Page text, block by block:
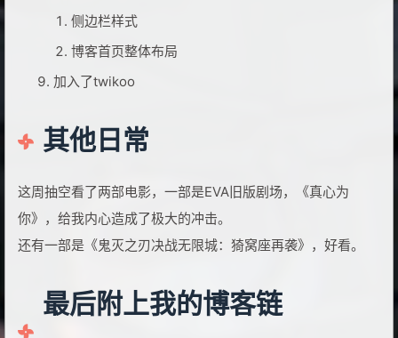
侧边栏样式
博客首页整体布局
加入了twikoo
其他日常
这周抽空看了两部电影，一部是EVA旧版剧场，《真心为
你》，给我内心造成了极大的冲击。
还有一部是《鬼灭之刃决战无限城：猗窝座再袭》，好看。
最后附上我的博客链